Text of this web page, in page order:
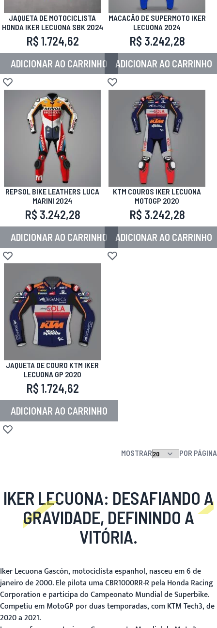
JAQUETA DE MOTOCICLISTA
HONDA IKER LECUONA SBK 2024
R$ 1.724,62
ADICIONAR AO CARRINHO
Adicionar à lista de desejos
MACACÃO DE SUPERMOTO IKER
LECUONA 2024
R$ 3.242,28
ADICIONAR AO CARRINHO
Adicionar à lista de desejos
REPSOL BIKE LEATHERS LUCA
MARINI 2024
R$ 3.242,28
ADICIONAR AO CARRINHO
Adicionar à lista de desejos
KTM COUROS IKER LECUONA
MOTOGP 2020
R$ 3.242,28
ADICIONAR AO CARRINHO
Adicionar à lista de desejos
JAQUETA DE COURO KTM IKER
LECUONA GP 2020
R$ 1.724,62
ADICIONAR AO CARRINHO
Adicionar à lista de desejos
MOSTRAR POR PÁGINA
IKER LECUONA: DESAFIANDO A
GRAVIDADE, DEFININDO A
VITÓRIA.
Iker Lecuona Gascón, motociclista espanhol, nasceu em 6 de
janeiro de 2000. Ele pilota uma CBR1000RR-R pela Honda Racing
Corporation e participa do Campeonato Mundial de Superbike.
Competiu em MotoGP por duas temporadas, com KTM Tech3, de
2020 a 2021.